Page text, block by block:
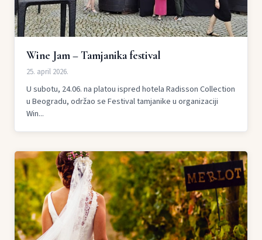
Wine Jam – Tamjanika festival
25. april 2026.
U subotu, 24.06. na platou ispred hotela Radisson Collection
u Beogradu, održao se Festival tamjanike u organizaciji
Win...